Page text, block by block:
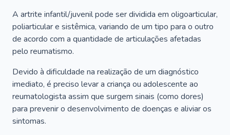
A artrite infantil/juvenil pode ser dividida em oligoarticular,
poliarticular e sistêmica, variando de um tipo para o outro
de acordo com a quantidade de articulações afetadas
pelo reumatismo.
Devido à dificuldade na realização de um diagnóstico
imediato, é preciso levar a criança ou adolescente ao
reumatologista assim que surgem sinais (como dores)
para prevenir o desenvolvimento de doenças e aliviar os
sintomas.